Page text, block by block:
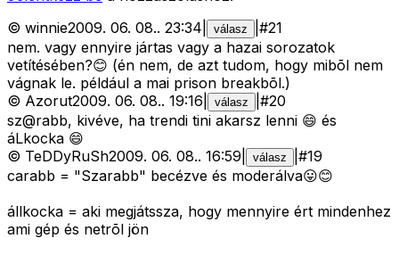
© winnie2009. 06. 08.. 23:34 válasz #21
nem. vagy ennyire jártas vagy a hazai sorozatok
vetítésében?😊 (én nem, de azt tudom, hogy mibõl nem
vágnak le. például a mai prison breakbõl.)
© Azorut2009. 06. 08.. 19:16 válasz #20
sz@rabb, kivéve, ha trendi tini akarsz lenni 😄 és
áLkocka 😄
© TeDDyRuSh2009. 06. 08.. 16:59 válasz #19
carabb = "Szarabb" becézve és moderálva😛😊
állkocka = aki megjátssza, hogy mennyire ért mindenhez
ami gép és netrõl jön